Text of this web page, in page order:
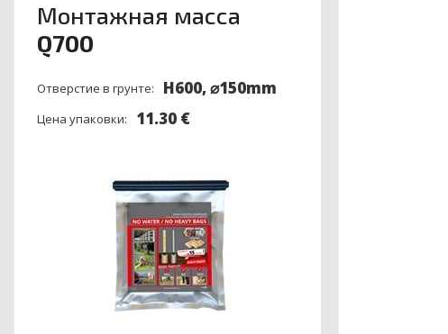
Монтажная масса
Q700
Отверстие в грунте: H600, ⌀150mm
Цена упаковки: 11.30 €